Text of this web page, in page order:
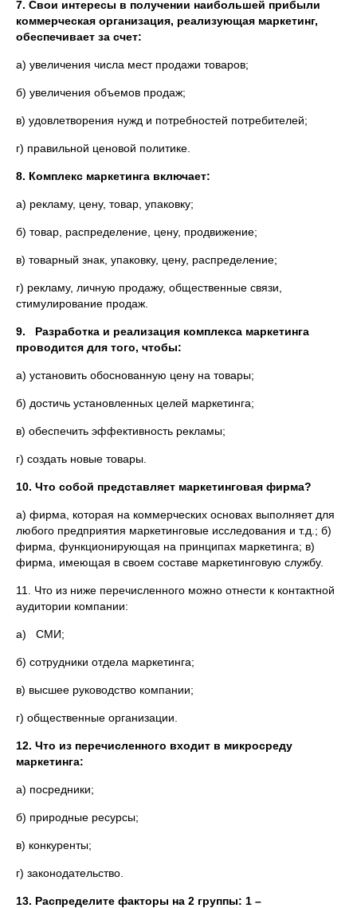
7. Свои интересы в получении наибольшей прибыли
коммерческая организация, реализующая маркетинг,
обеспечивает за счет:
а) увеличения числа мест продажи товаров;
б) увеличения объемов продаж;
в) удовлетворения нужд и потребностей потребителей;
г) правильной ценовой политике.
8. Комплекс маркетинга включает:
а) рекламу, цену, товар, упаковку;
б) товар, распределение, цену, продвижение;
в) товарный знак, упаковку, цену, распределение;
г) рекламу, личную продажу, общественные связи,
стимулирование продаж.
9. Разработка и реализация комплекса маркетинга
проводится для того, чтобы:
а) установить обоснованную цену на товары;
б) достичь установленных целей маркетинга;
в) обеспечить эффективность рекламы;
г) создать новые товары.
10. Что собой представляет маркетинговая фирма?
а) фирма, которая на коммерческих основах выполняет для
любого предприятия маркетинговые исследования и т.д.; б)
фирма, функционирующая на принципах маркетинга; в)
фирма, имеющая в своем составе маркетинговую службу.
11. Что из ниже перечисленного можно отнести к контактной
аудитории компании:
а) СМИ;
б) сотрудники отдела маркетинга;
в) высшее руководство компании;
г) общественные организации.
12. Что из перечисленного входит в микросреду
маркетинга:
а) посредники;
б) природные ресурсы;
в) конкуренты;
г) законодательство.
13. Распределите факторы на 2 группы: 1 –